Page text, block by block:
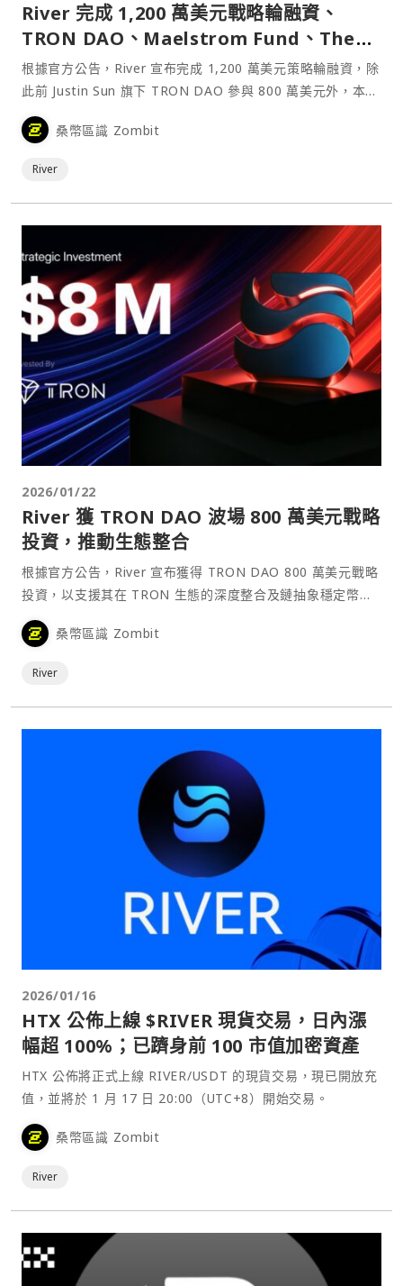
River 完成 1,200 萬美元戰略輪融資、
TRON DAO、Maelstrom Fund、The
Spartan Group 等參投
根據官方公告，River 宣布完成 1,200 萬美元策略輪融資，除
此前 Justin Sun 旗下 TRON DAO 參與 800 萬美元外，本輪
投資者還包括 Arthur Hayes 旗下 Maelstrom Fund、The
Spartan Group 以及來自美國和歐洲的納斯達克上市公司和
桑幣區識 Zombit
River
2026/01/22
River 獲 TRON DAO 波場 800 萬美元戰略
投資，推動生態整合
根據官方公告，River 宣布獲得 TRON DAO 800 萬美元戰略
投資，以支援其在 TRON 生態的深度整合及鏈抽象穩定幣基
礎設施的部署。
桑幣區識 Zombit
River
2026/01/16
HTX 公佈上線 $RIVER 現貨交易，日內漲
幅超 100%；已躋身前 100 市值加密資產
HTX 公佈將正式上線 RIVER/USDT 的現貨交易，現已開放充
值，並將於 1 月 17 日 20:00（UTC+8）開始交易。
桑幣區識 Zombit
River